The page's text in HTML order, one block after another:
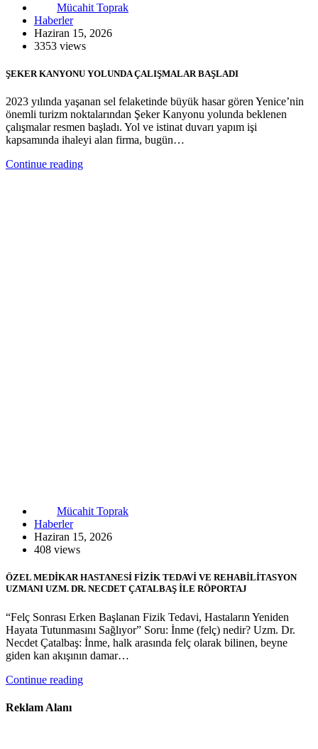
Mücahit Toprak
Haberler
Haziran 15, 2026
3353 views
ŞEKER KANYONU YOLUNDA ÇALIŞMALAR BAŞLADI
2023 yılında yaşanan sel felaketinde büyük hasar gören Yenice’nin
önemli turizm noktalarından Şeker Kanyonu yolunda beklenen
çalışmalar resmen başladı. Yol ve istinat duvarı yapım işi
kapsamında ihaleyi alan firma, bugün…
Continue reading
Mücahit Toprak
Haberler
Haziran 15, 2026
408 views
ÖZEL MEDİKAR HASTANESİ FİZİK TEDAVİ VE REHABİLİTASYON
UZMANI UZM. DR. NECDET ÇATALBAŞ İLE RÖPORTAJ
“Felç Sonrası Erken Başlanan Fizik Tedavi, Hastaların Yeniden
Hayata Tutunmasını Sağlıyor” Soru: İnme (felç) nedir? Uzm. Dr.
Necdet Çatalbaş: İnme, halk arasında felç olarak bilinen, beyne
giden kan akışının damar…
Continue reading
Reklam Alanı